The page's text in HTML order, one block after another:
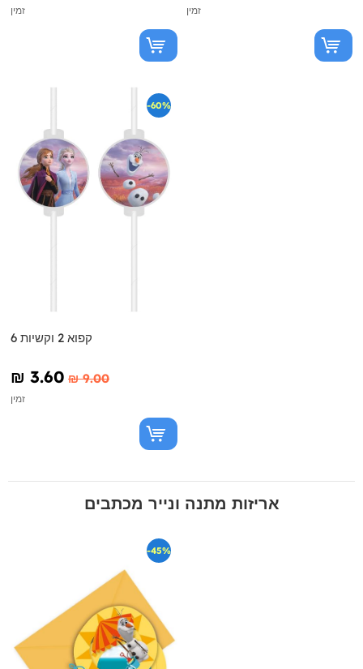
זמין זמין
-60%
6 קפוא 2 וקשיות
₪‎ 3.60 ₪‎ 9.00
זמין
אריזות מתנה ונייר מכתבים
-45%